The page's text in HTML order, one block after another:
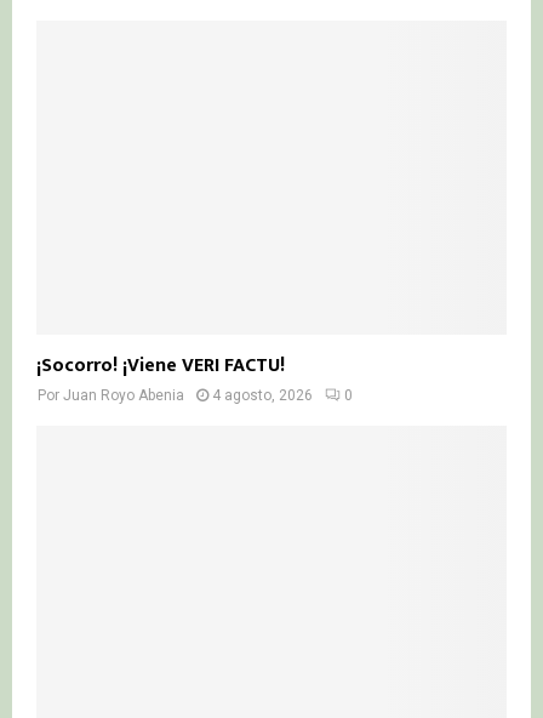
¡Socorro! ¡Viene VERI FACTU!
Por Juan Royo Abenia 4 agosto, 2026 0